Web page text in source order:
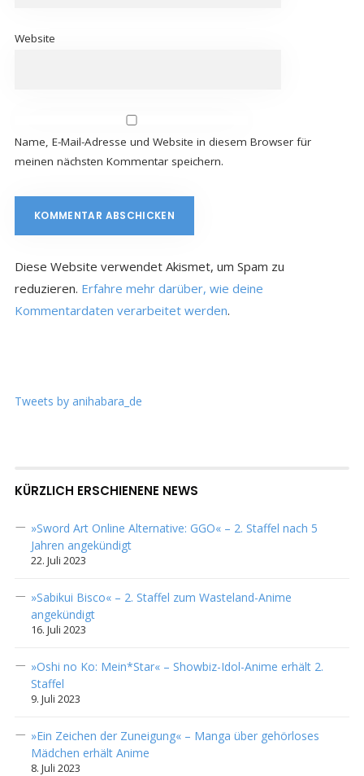
Website
Name, E-Mail-Adresse und Website in diesem Browser für
meinen nächsten Kommentar speichern.
Diese Website verwendet Akismet, um Spam zu
reduzieren. Erfahre mehr darüber, wie deine
Kommentardaten verarbeitet werden.
Tweets by anihabara_de
KÜRZLICH ERSCHIENENE NEWS
»Sword Art Online Alternative: GGO« – 2. Staffel nach 5
Jahren angekündigt
22. Juli 2023
»Sabikui Bisco« – 2. Staffel zum Wasteland-Anime
angekündigt
16. Juli 2023
»Oshi no Ko: Mein*Star« – Showbiz-Idol-Anime erhält 2.
Staffel
9. Juli 2023
»Ein Zeichen der Zuneigung« – Manga über gehörloses
Mädchen erhält Anime
8. Juli 2023